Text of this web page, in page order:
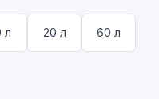
л 20 л 60 л